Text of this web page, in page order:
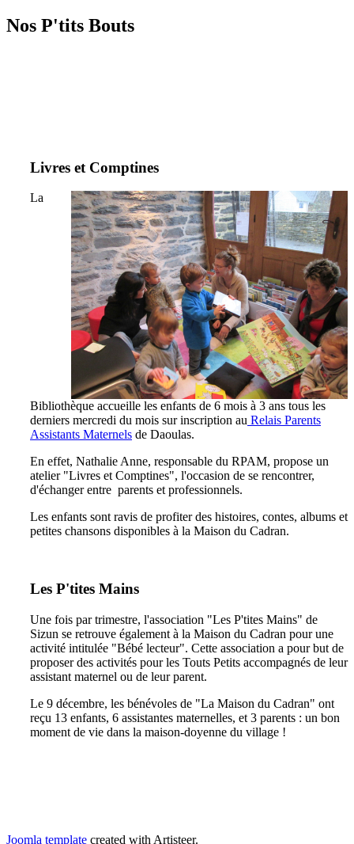
Nos P'tits Bouts
Livres et Comptines
La
Bibliothèque accueille les enfants de 6 mois à 3 ans tous les
derniers mercredi du mois sur inscription au Relais Parents
Assistants Maternels de Daoulas.
En effet, Nathalie Anne, responsable du RPAM, propose un
atelier "Livres et Comptines", l'occasion de se rencontrer,
d'échanger entre parents et professionnels.
Les enfants sont ravis de profiter des histoires, contes, albums et
petites chansons disponibles à la Maison du Cadran.
Les P'tites Mains
Une fois par trimestre, l'association "Les P'tites Mains" de
Sizun se retrouve également à la Maison du Cadran pour une
activité intitulée "Bébé lecteur". Cette association a pour but de
proposer des activités pour les Touts Petits accompagnés de leur
assistant maternel ou de leur parent.
Le 9 décembre, les bénévoles de "La Maison du Cadran" ont
reçu 13 enfants, 6 assistantes maternelles, et 3 parents : un bon
moment de vie dans la maison-doyenne du village !
Joomla template created with Artisteer.